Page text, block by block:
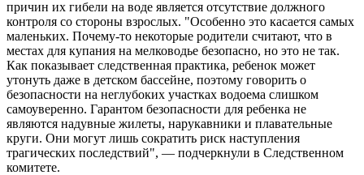
причин их гибели на воде является отсутствие должного
контроля со стороны взрослых. "Особенно это касается самых
маленьких. Почему-то некоторые родители считают, что в
местах для купания на мелководье безопасно, но это не так.
Как показывает следственная практика, ребенок может
утонуть даже в детском бассейне, поэтому говорить о
безопасности на неглубоких участках водоема слишком
самоуверенно. Гарантом безопасности для ребенка не
являются надувные жилеты, нарукавники и плавательные
круги. Они могут лишь сократить риск наступления
трагических последствий", — подчеркнули в Следственном
комитете.